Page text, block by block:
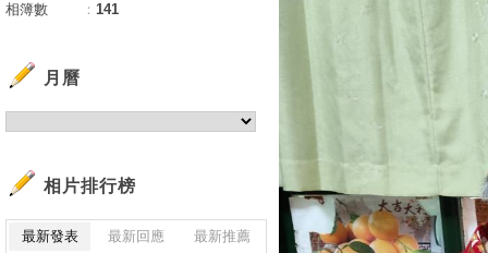
相簿數
： 141
月曆
相片排行榜
最新發表 最新回應
最新推薦